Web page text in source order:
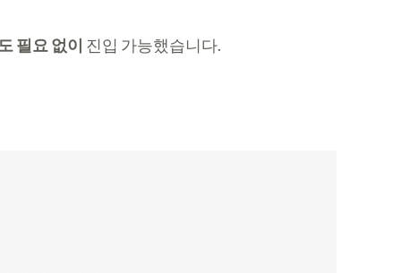
필요 없이 진입 가능했습니다.